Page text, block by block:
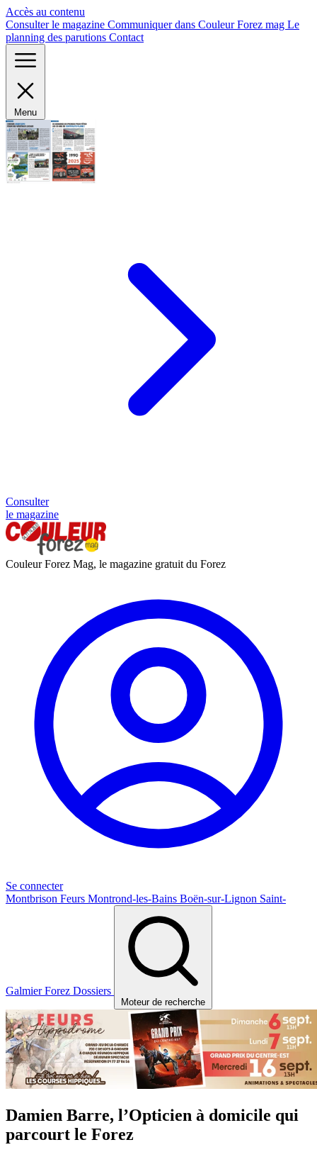
Accès au contenu
Consulter le magazine Communiquer dans Couleur Forez mag Le
planning des parutions Contact
Menu
Consulter
le magazine
Couleur Forez Mag, le magazine gratuit du Forez
Se connecter
Montbrison Feurs Montrond-les-Bains Boën-sur-Lignon Saint-
GalmierForez Dossiers
Moteur de recherche
Damien Barre, l’Opticien à domicile qui
parcourt le Forez
Panneau de gestion des cookies